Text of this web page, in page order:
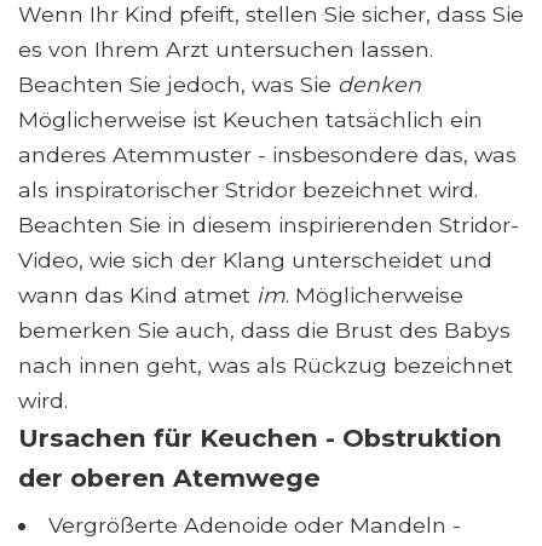
Wenn Ihr Kind pfeift, stellen Sie sicher, dass Sie
es von Ihrem Arzt untersuchen lassen.
Beachten Sie jedoch, was Sie denken
Möglicherweise ist Keuchen tatsächlich ein
anderes Atemmuster - insbesondere das, was
als inspiratorischer Stridor bezeichnet wird.
Beachten Sie in diesem inspirierenden Stridor-
Video, wie sich der Klang unterscheidet und
wann das Kind atmet im. Möglicherweise
bemerken Sie auch, dass die Brust des Babys
nach innen geht, was als Rückzug bezeichnet
wird.
Ursachen für Keuchen - Obstruktion
der oberen Atemwege
Vergrößerte Adenoide oder Mandeln -